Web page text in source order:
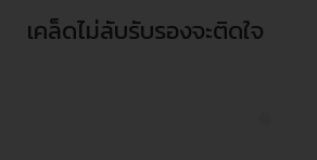
เคล็ดไม่ลับรับรองจะติดใจ